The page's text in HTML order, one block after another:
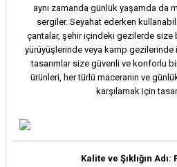
aynı zamanda günlük yaşamda da
sergiler. Seyahat ederken
çantalar, şehir içindeki gezilerde size
yürüyüşlerinde veya kamp gezilerinde
tasarımlar size güvenli ve konforlu
ürünleri, her türlü maceranın ve
karşılamak için
Kalite ve Şıklığın